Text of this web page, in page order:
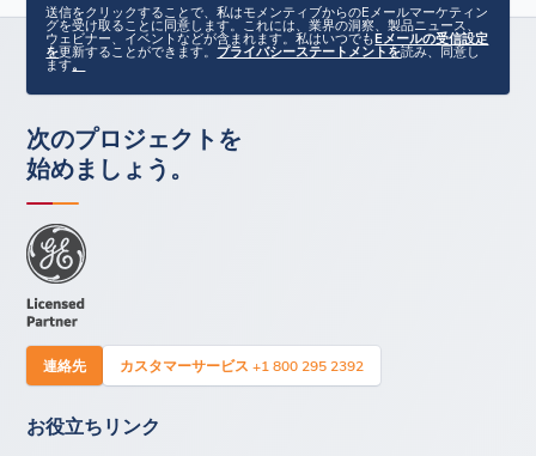
送信をクリックすることで、私はモメンティブからのEメールマーケティン
グを受け取ることに同意します。これには、業界の洞察、製品ニュース、
ウェビナー、イベントなどが含まれます。私はいつでもEメールの受信設定
を更新することができます。 プライバシーステートメントを読み、同意し
ます。
次のプロジェクトを
始めましょう。
連絡先 カスタマーサービス +1 800 295 2392
お役立ちリンク